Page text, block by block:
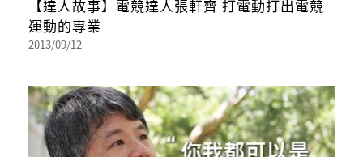
【達人故事】電競達人張軒齊 打電動打出電競
運動的專業
2013/09/12